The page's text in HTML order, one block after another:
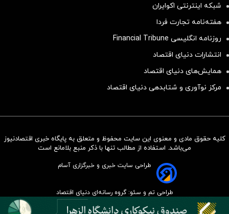
سرمایه‌گذاری همسنگ با شاخص
شبکه اینترنتی اکوایران
هفته‌نامه تجارت فردا
روزنامه انگلیسی Financial Tribune
انتشارات دنیای اقتصاد
همایش‌های دنیای اقتصاد
مرکز نوآوری و شتابدهی دنیای اقتصاد
کلیه حقوق مادی و معنوی این سایت محفوظ و متعلق به پایگاه خبری اقتصادنیوز
می‌باشد. استفاده از مطالب تنها با ذکر منبع بلامانع است
طراحی سایت خبری و خبرگزاری آسام
طراحی تم و سئو: گروه رسانه‌ای دنیای اقتصاد